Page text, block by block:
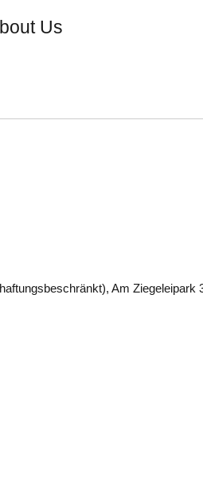
Us
Am Ziegeleipark